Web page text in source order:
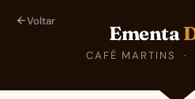
Voltar
Ementa
CAFÉ MARTINS ·